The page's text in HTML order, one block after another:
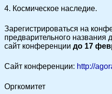
4. Космическое наследие.
Зарегистрироваться на
предварительного названия
сайт конференции до 17
Сайт конференции: http://
Оргкомитет